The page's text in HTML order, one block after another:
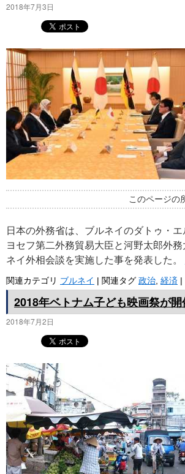
2018年7月3日
このページの
日本の外務省は、ブルネイのダトゥ・エ
ヨセフ第二外務貿易大臣と河野太郎外
ネイ外相会談を実施した事を発表した。
関連カテゴリ ブルネイ | 関連タグ 政治 経済 |
2018年ベトナム子ども映画祭が開
2018年7月2日